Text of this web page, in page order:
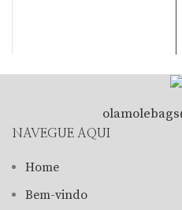
NAVEGUE AQUI
Home
Bem-vindo